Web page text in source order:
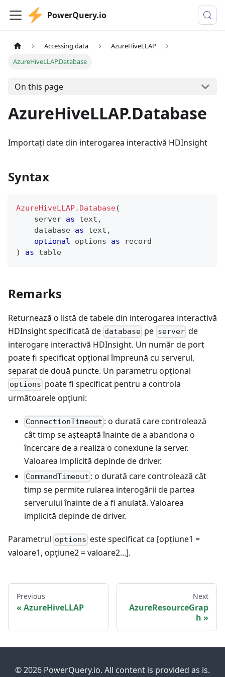
PowerQuery.io
Accessing data
AzureHiveLLAP
AzureHiveLLAP.Database
On this page
AzureHiveLLAP.Database
Importați date din interogarea interactivă HDInsight
Syntax
AzureHiveLLAP.Database(
    server
as text ,
    database
as text ,
optional options as
record
)
as table
Remarks
Returnează o listă de tabele din interogarea interactivă
HDInsight specificată de database pe serverde
interogare interactivă HDInsight. Un număr de port
poate fi specificat opțional împreună cu serverul,
separat de două puncte. Un parametru opțional
options poate fi specificat pentru a controla
următoarele opțiuni:
ConnectionTimeout : o durată care controlează
cât timp se așteaptă înainte de a abandona o
încercare de a realiza o conexiune la server.
Valoarea implicită depinde de driver.
CommandTimeout : o durată care controlează cât
timp se permite rularea interogării de partea
serverului înainte de a fi anulată. Valoarea
implicită depinde de driver.
Parametrul options este specificat ca [opțiune1 =
valoare1, opțiune2 = valoare2...].
Previous
AzureHiveLLAP
Next
AzureResourceGrap
h
© 2026 PowerQuery.io. All content is provided as is.